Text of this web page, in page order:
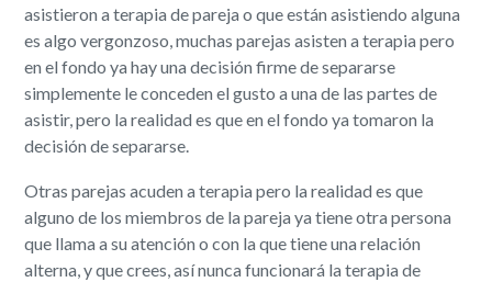
asistieron a terapia de pareja o que están asistiendo alguna
es algo vergonzoso, muchas parejas asisten a terapia pero
en el fondo ya hay una decisión firme de separarse
simplemente le conceden el gusto a una de las partes de
asistir, pero la realidad es que en el fondo ya tomaron la
decisión de separarse.
Otras parejas acuden a terapia pero la realidad es que
alguno de los miembros de la pareja ya tiene otra persona
que llama a su atención o con la que tiene una relación
alterna, y que crees, así nunca funcionará la terapia de